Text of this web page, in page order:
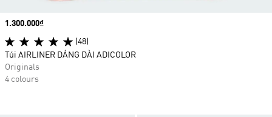
Price
1.300.000₫
(48)
Túi AIRLINER DÁNG DÀI ADICOLOR
Originals
4 colours